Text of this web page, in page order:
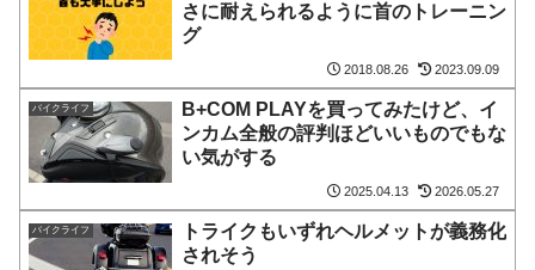
さに耐えられるように首のトレーニン
グ
2018.08.26 2023.09.09
バイクライフ
B+COM PLAYを買ってみたけど、イ
ンカム全般の評判ほどいいものでもな
い気がする
2025.04.13 2026.05.27
バイクライフ
トライクもいずれヘルメットが義務化
されそう